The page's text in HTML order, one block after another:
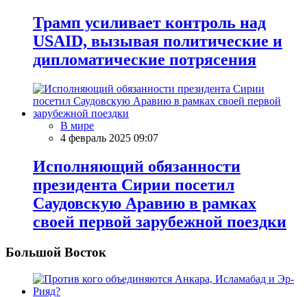
Трамп усиливает контроль над
USAID, вызывая политические и
дипломатические потрясения
В мире
4 февраль 2025 09:07
Исполняющий обязанности
президента Сирии посетил
Саудовскую Аравию в рамках
своей первой зарубежной поездки
Большой Восток